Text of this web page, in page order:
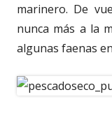
marinero. De
nunca más a la
algunas faenas